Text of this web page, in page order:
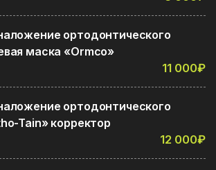
ортодонтического
маска «Ormco»
11 000₽
ортодонтического
Tain» корректор
12 000₽